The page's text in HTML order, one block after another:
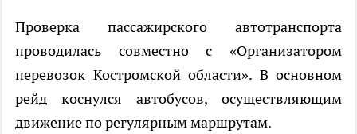
Проверка пассажирского автотранспорта
проводилась совместно с «Организатором
перевозок Костромской области». В основном
рейд коснулся автобусов, осуществляющим
движение по регулярным маршрутам.